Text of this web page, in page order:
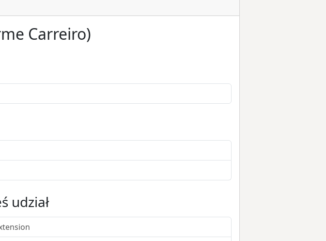
Carreiro)
udział